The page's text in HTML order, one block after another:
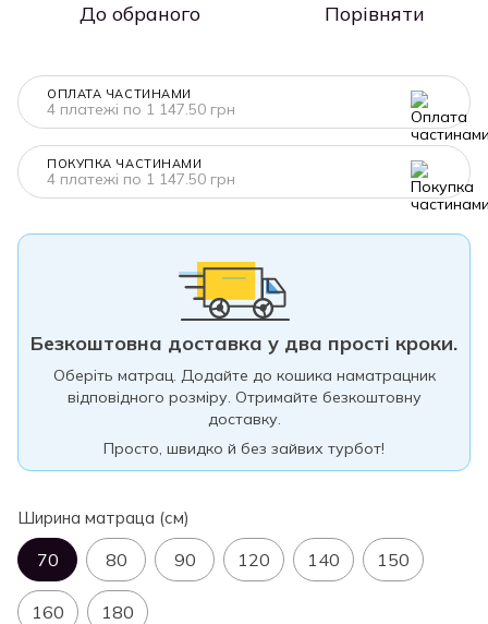
До обраного Порівняти
ОПЛАТА ЧАСТИНАМИ
4 платежі по 1 147.50 грн
ПОКУПКА ЧАСТИНАМИ
4 платежі по 1 147.50 грн
Безкоштовна доставка у два прості кроки.
Оберіть матрац. Додайте до кошика наматрацник
відповідного розміру. Отримайте безкоштовну
доставку.
Просто, швидко й без зайвих турбот!
Ширина матраца (см)
70 80 90 120 140 150
160 180